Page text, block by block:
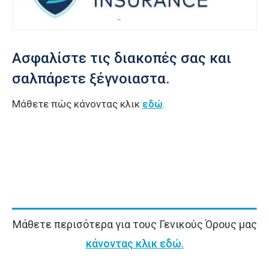
Ασφαλίστε τις διακοπές σας και
σαλπάρετε ξέγνοιαστα.
Μάθετε πώς κάνοντας κλικ εδώ.
Μάθετε περισότερα για τους Γενικούς Όρους μας
κάνοντας κλικ εδώ.